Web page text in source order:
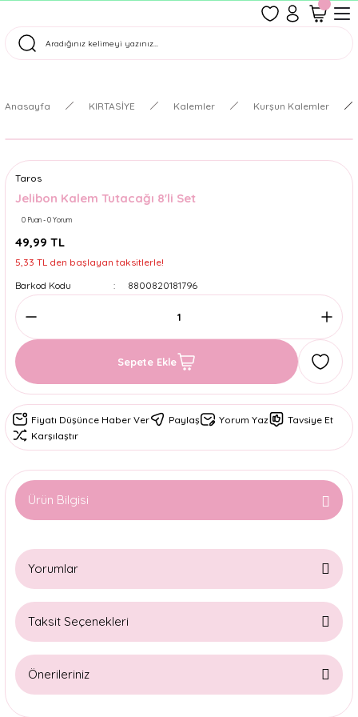
Tüm Siparişler Aynı Gün Kargoda!
Anasayfa KIRTASİYE Kalemler Kurşun Kalemler
Taros
Jelibon Kalem Tutacağı 8'li Set
0 Puan - 0 Yorum
49,99 TL
5,33 TL den başlayan taksitlerle!
Barkod Kodu
8800820181796
Sepete Ekle
Fiyatı Düşünce Haber Ver Paylaş Yorum Yaz
Tavsiye Et
Karşılaştır
Ürün Bilgisi
Yorumlar
Taksit Seçenekleri
Önerileriniz